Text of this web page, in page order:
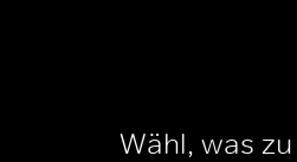
Wähl, was